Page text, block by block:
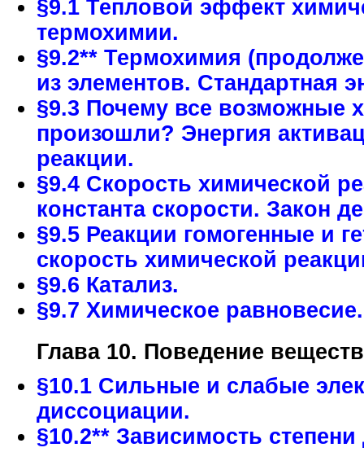
§9.1 Тепловой эффект
термохимии.
§9.2** Термохимия
из элементов. Стандартная
§9.3 Почему все возможные
произошли? Энергия
реакции.
§9.4 Скорость химической
константа скорости. Закон
§9.5 Реакции гомогенные и
скорость химической
§9.6 Катализ.
§9.7 Химическое
Глава 10. Поведение
§10.1 Сильные и слабые
диссоциации.
§10.2** Зависимость